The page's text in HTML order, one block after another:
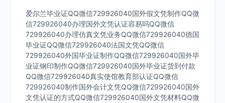
爱尔兰毕业证QQ微信729926040国外假文凭制作QQ微
信729926040办理国外文凭认证容易吗QQ微信
729926040办理仿真文凭业务QQ微信729926040德国
毕业证QQ微信729926040法国文凭QQ微信
729926040外国毕业证制作QQ微信729926040国外毕
业证钢印制作QQ微信729926040国外毕业证货到付款
QQ微信729926040真实使馆教育部认证QQ微信
729926040制作国外会计文凭QQ微信729926040国外
文凭认证的方式QQ微信729926040国外文凭材料QQ微